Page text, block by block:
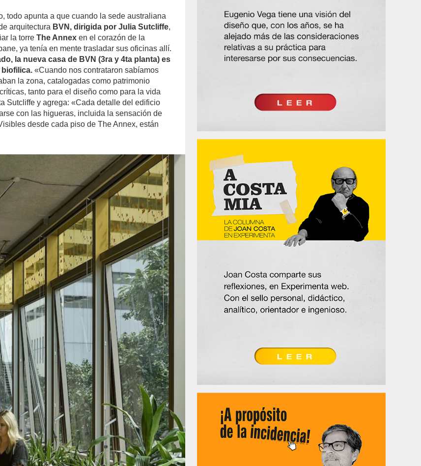
todo apunta a que cuando la sede australiana
arquitectura BVN, dirigida por Julia Sutcliffe,
la torreThe Annex en el corazón de la
ya tenía en mente trasladar sus oficinas allí.
la nueva casa de BVN (3ra y 4ta planta) es
biofilica. «Cuando nos contrataron sabíamos
la zona, catalogadas como patrimonio
tanto para el diseño como para la vida
Sutcliffe y agrega: «Cada detalle del edificio
con las higueras, incluida la sensación de
desde cada piso de The Annex, están